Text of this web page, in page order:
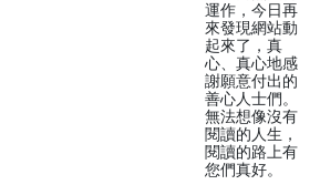
運作，今日再
來發現網站動
起來了，真
心、真心地感
謝願意付出的
善心人士們。
無法想像沒有
閱讀的人生，
閱讀的路上有
您們真好。